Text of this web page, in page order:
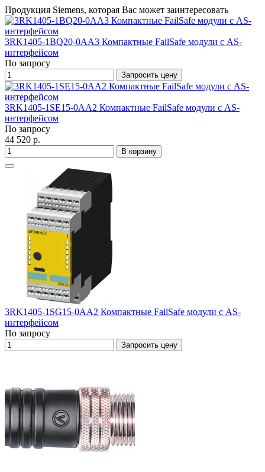
Продукция Siemens, которая Вас может заинтересовать
3RK1405-1BQ20-0AA3 Компактные FailSafe модули с AS-
интерфейсом
По запросу
Запросить цену
3RK1405-1SE15-0AA2 Компактные FailSafe модули с AS-
интерфейсом
По запросу
44 520 р.
В корзину
3RK1405-1SG15-0AA2 Компактные FailSafe модули с AS-
интерфейсом
По запросу
Запросить цену